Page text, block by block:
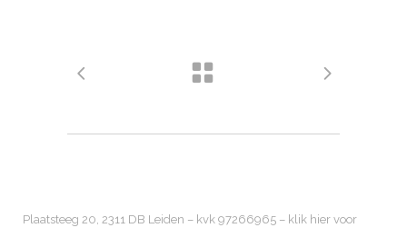
Plaatsteeg 20, 2311 DB Leiden – kvk 97266965 – klik hier voor